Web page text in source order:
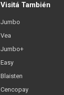
Visitá También
Jumbo
Vea
Jumbo+
Easy
Blaisten
Cencopay